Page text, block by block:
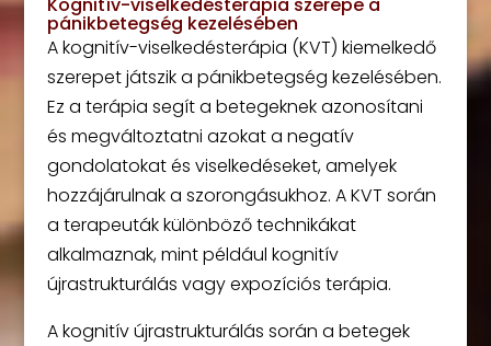
pánikbetegség kezelésében
A kognitív-viselkedésterápia (KVT) kiemelkedő
szerepet játszik a pánikbetegség kezelésében.
Ez a terápia segít a betegeknek azonosítani
és megváltoztatni azokat a negatív
gondolatokat és viselkedéseket, amelyek
hozzájárulnak a szorongásukhoz. A KVT során
a terapeuták különböző technikákat
alkalmaznak, mint például kognitív
újrastrukturálás vagy expozíciós terápia.
A kognitív újrastrukturálás során a betegek